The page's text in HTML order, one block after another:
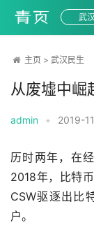
武汉
主页 > 武汉民生
从废墟中崛
admin • 2019-
历时两年，在
2018年，比特
CSW驱逐出比
户。